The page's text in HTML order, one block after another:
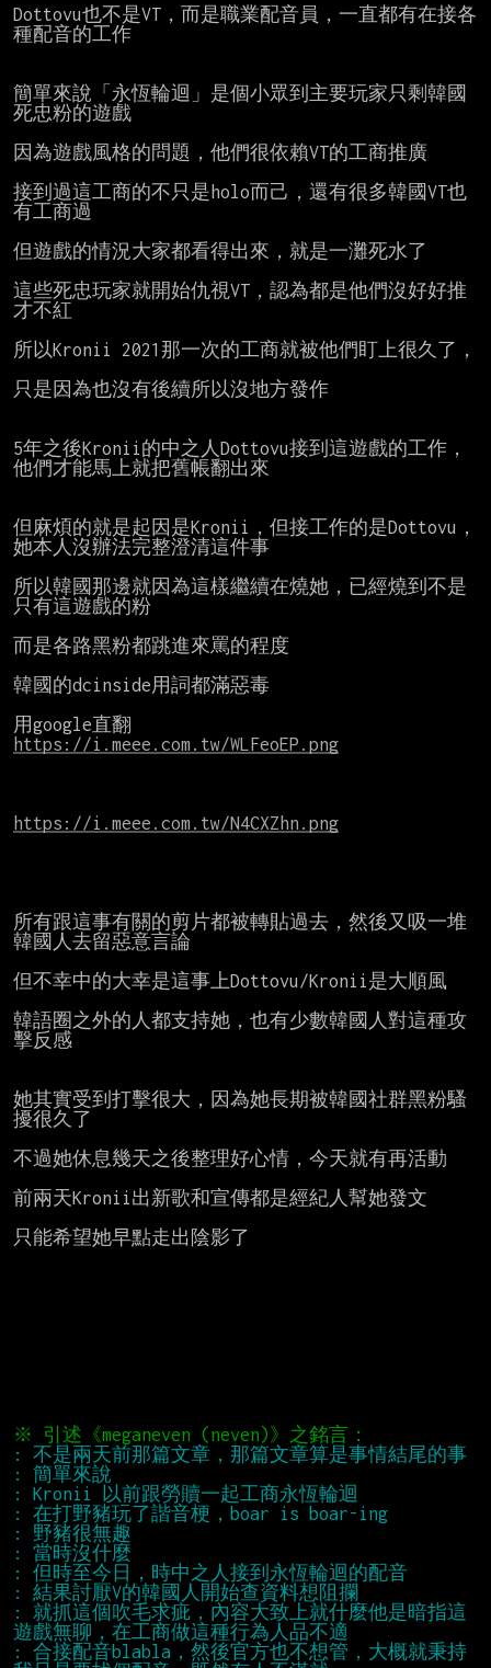
Dottovu也不是VT，而是職業配音員，一直都有在接各
種配音的工作
簡單來說「永恆輪迴」是個小眾到主要玩家只剩韓國
死忠粉的遊戲
因為遊戲風格的問題，他們很依賴VT的工商推廣
接到過這工商的不只是holo而己，還有很多韓國VT也
有工商過
但遊戲的情況大家都看得出來，就是一灘死水了
這些死忠玩家就開始仇視VT，認為都是他們沒好好推
才不紅
所以Kronii 2021那一次的工商就被他們盯上很久了，
只是因為也沒有後續所以沒地方發作
5年之後Kronii的中之人Dottovu接到這遊戲的工作，
他們才能馬上就把舊帳翻出來
但麻煩的就是起因是Kronii，但接工作的是Dottovu，
她本人沒辦法完整澄清這件事
所以韓國那邊就因為這樣繼續在燒她，已經燒到不是
只有這遊戲的粉
而是各路黑粉都跳進來罵的程度
韓國的dcinside用詞都滿惡毒
https://i.meee.com.tw/WLFeoEP.png
https://i.meee.com.tw/N4CXZhn.png
所有跟這事有關的剪片都被轉貼過去，然後又吸一堆
韓國人去留惡意言論
但不幸中的大幸是這事上Dottovu/Kronii是大順風
韓語圈之外的人都支持她，也有少數韓國人對這種攻
擊反感
她其實受到打擊很大，因為她長期被韓國社群黑粉騷
擾很久了
不過她休息幾天之後整理好心情，今天就有再活動
前兩天Kronii出新歌和宣傳都是經紀人幫她發文
只能希望她早點走出陰影了
: 就抓這個吹毛求疵，內容大致上就什麼他是暗指這
: 合接配音blabla，然後官方也不想管，大概就秉持